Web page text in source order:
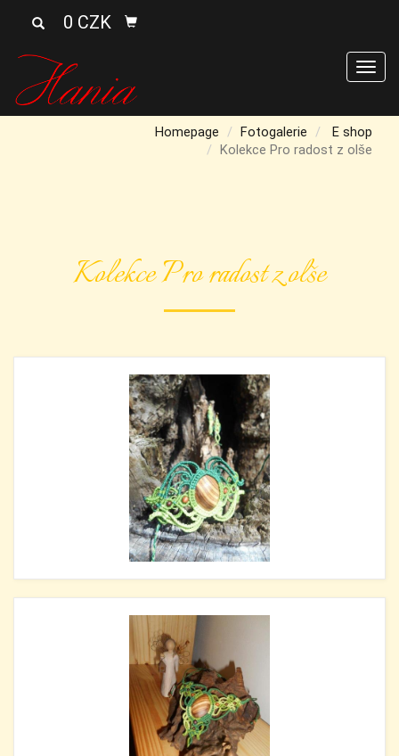
0 CZK
Homepage Fotogalerie
E shop
Kolekce Pro radost z olše
Kolekce Pro radost z olše